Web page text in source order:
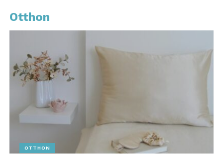
Otthon
OTTHON